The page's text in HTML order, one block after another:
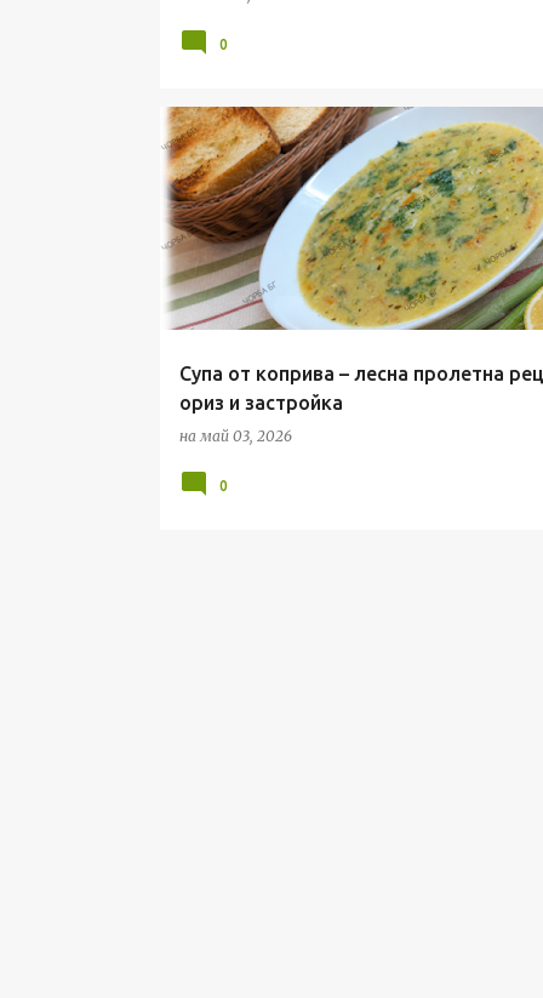
0
Супа от коприва – лесна пролетна
ориз и застройка
намай 03, 2026
ПРОЛЕТНА СУПА СУПА ОТ КОПРИВА СУПИ И
0